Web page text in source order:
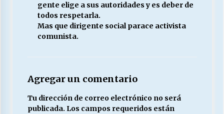
gente elige a sus autoridades y es deber de
todos respetarla.
Mas que dirigente social parace activista
comunista.
Agregar un comentario
Tu dirección de correo electrónico no será
publicada. Los campos requeridos están